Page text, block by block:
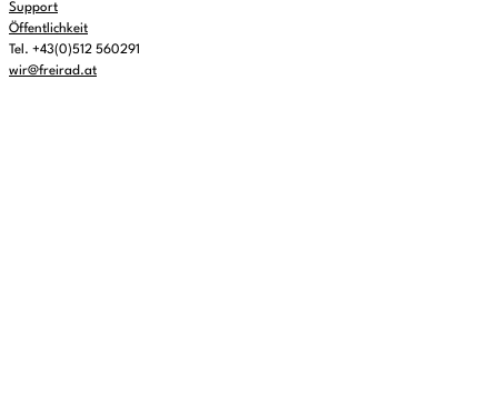
Support
Öffentlichkeit
Tel. +43(0)512 560291
wir@freirad.at